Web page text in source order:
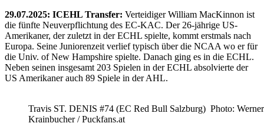
29.07.2025: ICEHL Transfer: Verteidiger William MacKinnon ist
die fünfte Neuverpflichtung des EC-KAC. Der 26-jährige US-
Amerikaner, der zuletzt in der ECHL spielte, kommt erstmals nach
Europa. Seine Juniorenzeit verlief typisch über die NCAA wo er für
die Univ. of New Hampshire spielte. Danach ging es in die ECHL.
Neben seinen insgesamt 203 Spielen in der ECHL absolvierte der
US Amerikaner auch 89 Spiele in der AHL.
Travis ST. DENIS #74 (EC Red Bull Salzburg) Photo: Werner
Krainbucher / Puckfans.at